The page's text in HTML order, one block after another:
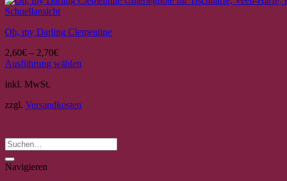
Schnellansicht
Oh, my Darling Clementine
2,60€ – 2,70€
Ausführung wählen
Produkt
mehrere
Die
Optionen
können
auf
inkl. MwSt.
zzgl. Versandkosten
Navigieren